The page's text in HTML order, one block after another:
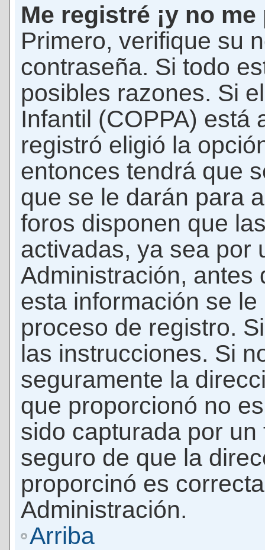
Me registré ¡y no
Primero, verifique su
contraseña. Si todo
posibles razones. Si
Infantil (COPPA) está
registró eligió la
entonces tendrá que
que se le darán para
foros disponen que
activadas, ya sea por
Administración, antes
esta información se
proceso de registro.
las instrucciones. Si
seguramente la
que proporcionó no
sido capturada por
seguro de que la
proporcinó es
Administración.
Arriba